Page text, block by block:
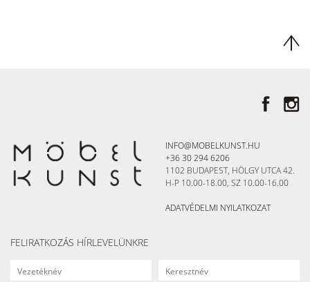
INFO@MOBELKUNST.HU
+36 30 294 6206
1102 BUDAPEST, HÖLGY UTCA 42.
H-P 10.00-18.00, SZ 10.00-16.00
ADATVÉDELMI NYILATKOZAT
FELIRATKOZÁS HÍRLEVELÜNKRE